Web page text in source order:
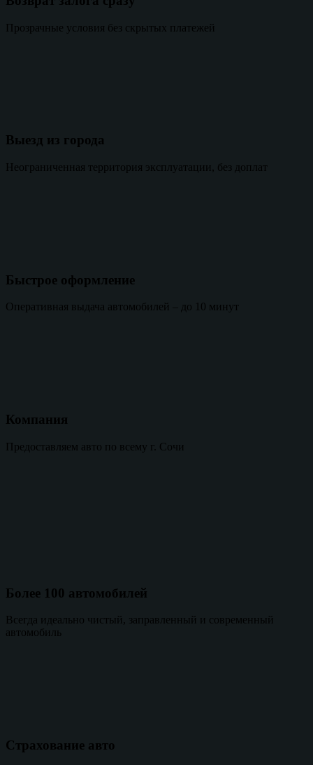
Прозрачные условия без скрытых платежей
Выезд из города
Неограниченная территория эксплуатации, без доплат
Быстрое оформление
Оперативная выдача автомобилей – до 10 минут
Компания
Предоставляем авто по всему г. Сочи
Более 100 автомобилей
Всегда идеально чистый, заправленный и современный
автомобиль
Страхование авто